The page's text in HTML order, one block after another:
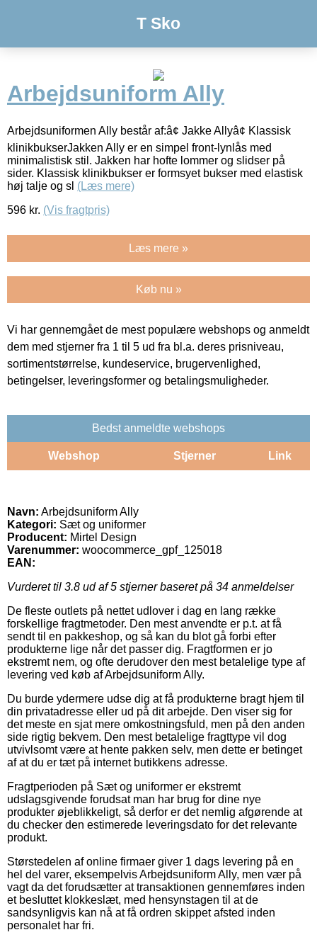
T Sko
Arbejdsuniform Ally
Arbejdsuniformen Ally består af:â¢ Jakke Allyâ¢ Klassisk
klinikbukserJakken Ally er en simpel front-lynlås med
minimalistisk stil. Jakken har hofte lommer og slidser på
sider. Klassisk klinikbukser er formsyet bukser med elastisk
høj talje og sl (Læs mere)
596 kr. (Vis fragtpris)
Læs mere »
Køb nu »
Vi har gennemgået de mest populære webshops og anmeldt
dem med stjerner fra 1 til 5 ud fra bl.a. deres prisniveau,
sortimentstørrelse, kundeservice, brugervenlighed,
betingelser, leveringsformer og betalingsmuligheder.
Bedst anmeldte webshops
Webshop Stjerner Link
Navn: Arbejdsuniform Ally
Kategori: Sæt og uniformer
Producent: Mirtel Design
Varenummer: woocommerce_gpf_125018
EAN:
Vurderet til 3.8 ud af 5 stjerner baseret på 34 anmeldelser
De fleste outlets på nettet udlover i dag en lang række
forskellige fragtmetoder. Den mest anvendte er p.t. at få
sendt til en pakkeshop, og så kan du blot gå forbi efter
produkterne lige når det passer dig. Fragtformen er jo
ekstremt nem, og ofte derudover den mest betalelige type af
levering ved køb af Arbejdsuniform Ally.
Du burde ydermere udse dig at få produkterne bragt hjem til
din privatadresse eller ud på dit arbejde. Den viser sig for
det meste en sjat mere omkostningsfuld, men på den anden
side rigtig bekvem. Den mest betalelige fragttype vil dog
utvivlsomt være at hente pakken selv, men dette er betinget
af at du er tæt på internet butikkens adresse.
Fragtperioden på Sæt og uniformer er ekstremt
udslagsgivende forudsat man har brug for dine nye
produkter øjeblikkeligt, så derfor er det nemlig afgørende at
du checker den estimerede leveringsdato for det relevante
produkt.
Størstedelen af online firmaer giver 1 dags levering på en
hel del varer, eksempelvis Arbejdsuniform Ally, men vær på
vagt da det forudsætter at transaktionen gennemføres inden
et besluttet klokkeslæt, med hensynstagen til at de
sandsynligvis kan nå at få ordren skippet afsted inden
personalet har fri.